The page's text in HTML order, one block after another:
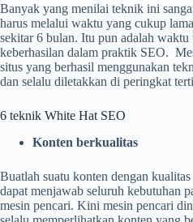
Banyak yang menilai teknik ini
harus melalui waktu yang cukup
sekitar 6 bulan. Itu pun adalah waktu
keberhasilan dalam praktik SEO.
situs yang berhasil menggunakan
dan selalu diletakkan di peringkat
6 teknik White Hat SEO
Konten berkualitas
Buatlah suatu konten dengan
dapat menjawab seluruh kebutuhan
mesin pencari. Kini mesin pencari